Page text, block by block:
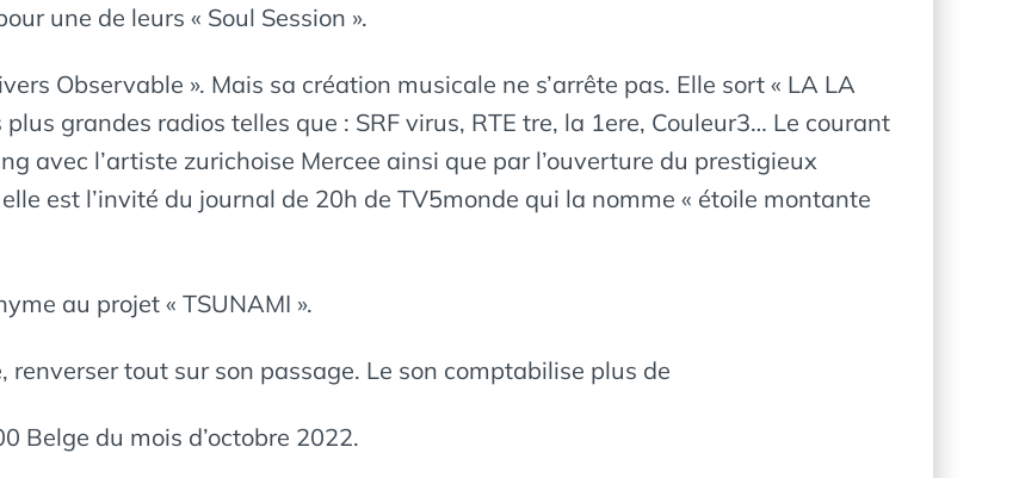
une de leurs « Soul Session ».
Observable ». Mais sa création musicale ne s’arrête pas. Elle sort « LA LA
grandes radios telles que : SRF virus, RTE tre, la 1ere, Couleur3… Le courant
avec l’artiste zurichoise Mercee ainsi que par l’ouverture du prestigieux
est l’invité du journal de 20h de TV5monde qui la nomme « étoile montante
au projet « TSUNAMI ».
renverser tout sur son passage. Le son comptabilise plus de
Belge du mois d’octobre 2022.